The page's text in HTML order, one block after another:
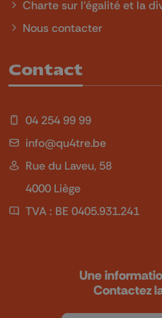
Charte sur l'égalité et la
Nous contacter
Contact
04 254 99 99
info@qu4tre.be
Rue du Laveu, 58
4000 Liège
TVA : BE 0405.931.241
Une
Contactez